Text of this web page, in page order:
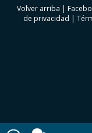
Volver arriba |
de privacidad |